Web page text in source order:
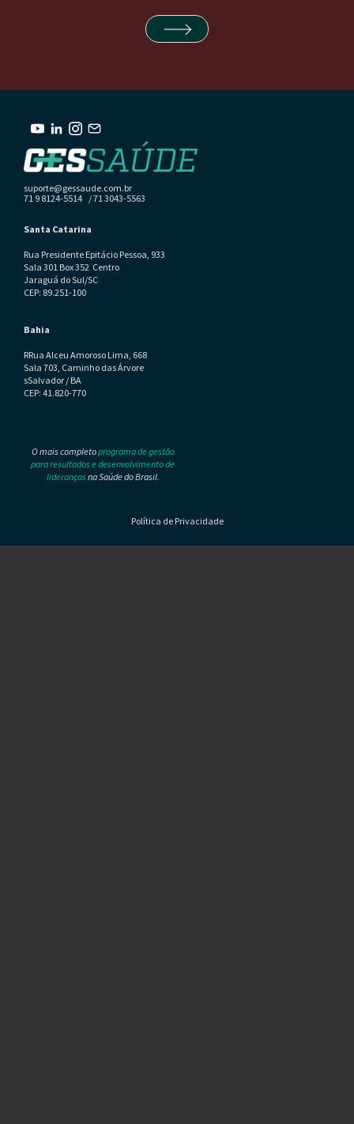
suporte@gessaude.com.br
71 9 8124-5514 / 71 3043-5563
Santa Catarina
Rua Presidente Epitácio Pessoa, 933
Sala 301 Box 352 Centro
Jaraguá do Sul/SC
CEP: 89.251-100
Bahia
RRua Alceu Amoroso Lima, 668
Sala 703, Caminho das Árvore
sSalvador / BA
CEP: 41.820-770
O mais completoprograma de gestão
para resultados e desenvolvimento de
liderançasna Saúde do Brasil.
Política de Privacidade